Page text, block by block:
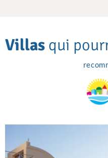
Villas qui